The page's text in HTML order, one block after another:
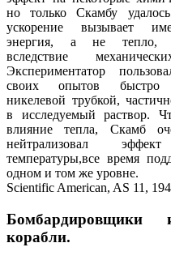
но только Скамбу
ускорение вызывает
энергия, а не тепло,
вследствие
Экспериментатор
своих опытов быстро
никелевой трубкой,
в исследуемый раствор.
влияние тепла, Скамб
нейтрализовал
температуры,всe время
одном и том же уровне.
Scientific American, AS 11,
Бомбардировщики
корабли.